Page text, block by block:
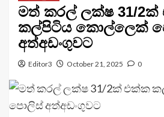
මත් කරල් ලක්ෂ 31/
කල්පිටිය කොල්ලෙක්
අත්අඩංගුවට
Editor3 October 21, 2025 0